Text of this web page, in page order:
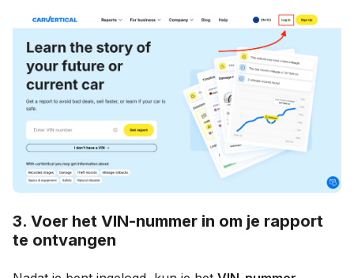
3. Voer het VIN-nummer in om je rapport
te ontvangen